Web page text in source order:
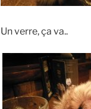
Un verre, ça va..